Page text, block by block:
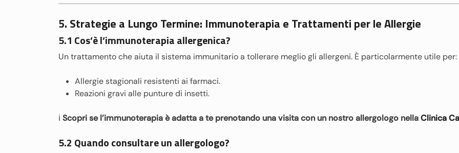
5. Strategie a Lungo Termine: Immunoterapia e Trattamenti per le Allergie
5.1 Cos’è l’immunoterapia allergenica?
Un trattamento che aiuta il sistema immunitario a tollerare meglio gli allergeni. È particolarmente utile per:
Allergie stagionali resistenti ai farmaci.
Reazioni gravi alle punture di insetti.
ℹ Scopri se l’immunoterapia è adatta a te prenotando una visita con un nostro allergologo nellaClinica
5.2 Quando consultare un allergologo?